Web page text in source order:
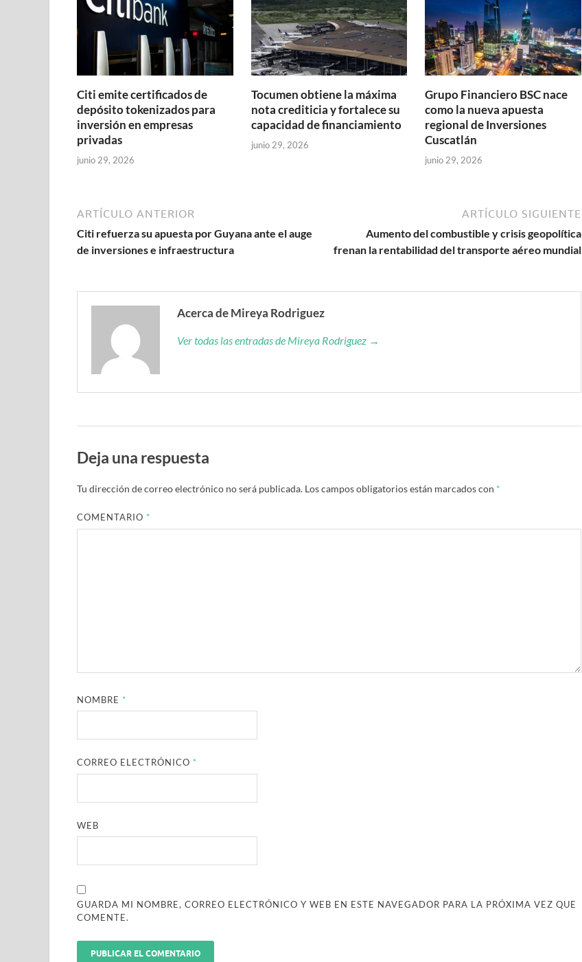
Citi emite certificados de
depósito tokenizados para
inversión en empresas
privadas
junio 29, 2026
Tocumen obtiene la máxima
nota crediticia y fortalece su
capacidad de financiamiento
junio 29, 2026
Grupo Financiero BSC nace
como la nueva apuesta
regional de Inversiones
Cuscatlán
junio 29, 2026
ARTÍCULO ANTERIOR
Citi refuerza su apuesta por Guyana ante el auge
de inversiones e infraestructura
ARTÍCULO SIGUIENTE
Aumento del combustible y crisis geopolítica
frenan la rentabilidad del transporte aéreo mundial
Acerca de Mireya Rodriguez
Ver todas las entradas de Mireya Rodriguez →
Deja una respuesta
Tu dirección de correo electrónico no será publicada. Los campos obligatorios están marcados con *
COMENTARIO *
NOMBRE *
CORREO ELECTRÓNICO *
WEB
GUARDA MI NOMBRE, CORREO ELECTRÓNICO Y WEB EN ESTE NAVEGADOR PARA LA PRÓXIMA VEZ QUE
COMENTE.